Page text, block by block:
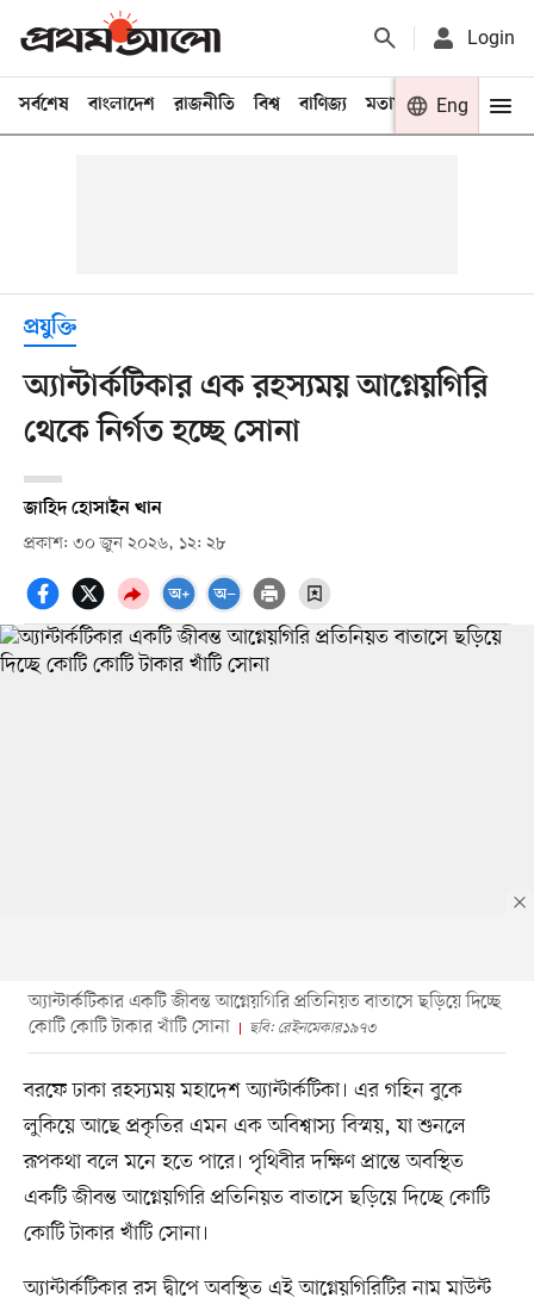
Login
সর্বশেষ বাংলাদেশ রাজনীতি বিশ্ব বাণিজ্য মতামত খেলা
Eng
প্রযুক্তি
অ্যান্টার্কটিকার এক রহস্যময় আগ্নেয়গিরি
থেকে নির্গত হচ্ছে সোনা
জাহিদ হোসাইন খান
প্রকাশ: ৩০ জুন ২০২৬, ১২: ২৮
অ্যান্টার্কটিকার একটি জীবন্ত আগ্নেয়গিরি প্রতিনিয়ত বাতাসে ছড়িয়ে দিচ্ছে
কোটি কোটি টাকার খাঁটি সোনা
ছবি: রেইনমেকার১৯৭৩
বরফে ঢাকা রহস্যময় মহাদেশ অ্যান্টার্কটিকা। এর গহিন বুকে
লুকিয়ে আছে প্রকৃতির এমন এক অবিশ্বাস্য বিস্ময়, যা শুনলে
রূপকথা বলে মনে হতে পারে। পৃথিবীর দক্ষিণ প্রান্তে অবস্থিত
একটি জীবন্ত আগ্নেয়গিরি প্রতিনিয়ত বাতাসে ছড়িয়ে দিচ্ছে কোটি
কোটি টাকার খাঁটি সোনা।
অ্যান্টার্কটিকার রস দ্বীপে অবস্থিত এই আগ্নেয়গিরিটির নাম মাউন্ট